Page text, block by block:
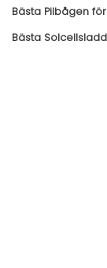
Bästa Pilbågen
Bästa